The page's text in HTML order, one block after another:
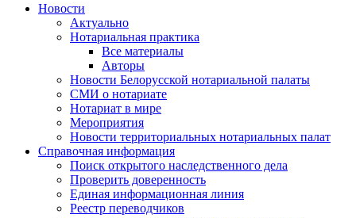
Новости
Актуально
Нотариальная практика
Все материалы
Авторы
Новости Белорусской нотариальной палаты
СМИ о нотариате
Нотариат в мире
Мероприятия
Новости территориальных нотариальных палат
Справочная информация
Поиск открытого наследственного дела
Проверить доверенность
Единая информационная линия
Реестр переводчиков